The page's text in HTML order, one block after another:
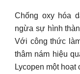
Chống oxy hóa
ngừa sự hình
Với công thức
thâm nám hiệu
Lycopen một